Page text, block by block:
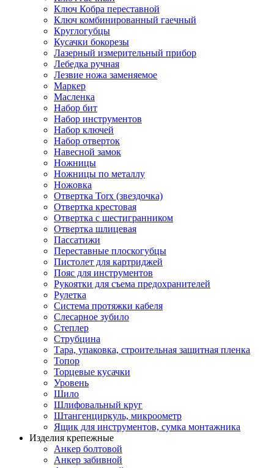
Ключ Кобра переставной
Ключ комбинированный гаечный
Круглогубцы
Кусачки бокорезы
Лазерный измерительный прибор
Лебедка ручная
Лезвие ножа заменяемое
Маркер
Масленка
Набор бит
Набор инструментов
Набор ключей
Набор отверток
Навесной замок
Ножницы
Ножницы по металлу
Ножовка
Отвертка Torx (звездочка)
Отвертка крестовая
Отвертка с шестигранником
Отвертка шлицевая
Пассатижи
Переставные плоскогубцы
Пистолет для картриджей
Пояс для инструментов
Рукоятки для съема предохранителей
Рулетка
Система протяжки кабеля
Слесарное зубило
Степлер
Струбцина
Тара, упаковка, строительная защитная пленка
Топор
Торцевые кусачки
Уровень
Шило
Шлифовальный круг
Штангенциркуль, микроометр
Ящик для инструментов, сумка монтажника
Изделия крепежные
Анкер болтовой
Анкер забивной